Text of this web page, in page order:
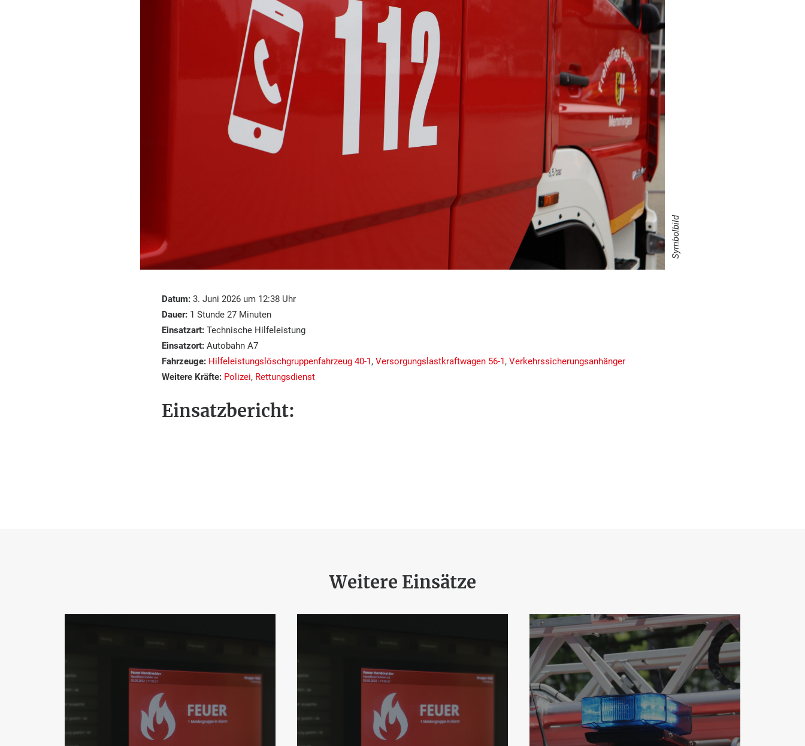
Symbolbild
Datum: 3. Juni 2026 um 12:38 Uhr
Dauer: 1 Stunde 27 Minuten
Einsatzart: Technische Hilfeleistung
Einsatzort: Autobahn A7
Fahrzeuge: Hilfeleistungslöschgruppenfahrzeug 40-1, Versorgungslastkraftwagen 56-1, Verkehrssicherungsanhänger
Weitere Kräfte: Polizei, Rettungsdienst
Einsatzbericht:
Weitere Einsätze